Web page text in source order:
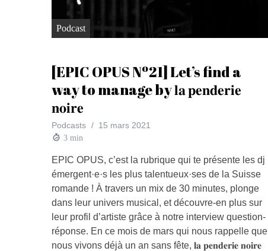
Podcast
[EPIC OPUS Nº21] Let’s find a
way to manage by 𝐥𝐚 𝐩𝐞𝐧𝐝𝐞𝐫𝐢𝐞
𝐧𝐨𝐢𝐫𝐞
Podcasts 15 mars 2021
3 min
EPIC OPUS, c’est la rubrique qui te présente les dj
émergent·e·s les plus talentueux·ses de la Suisse
romande ! À travers un mix de 30 minutes, plonge
dans leur univers musical, et découvre-en plus sur
leur profil d’artiste grâce à notre interview question-
réponse. En ce mois de mars qui nous rappelle que
nous vivons déjà un an sans fête, 𝐥𝐚 𝐩𝐞𝐧𝐝𝐞𝐫𝐢𝐞 𝐧𝐨𝐢𝐫𝐞